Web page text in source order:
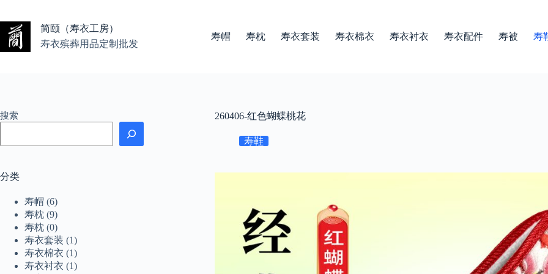
内
容
简颐（寿衣工房）
寿衣殡葬用品定制批发
寿帽 寿枕 寿衣套装 寿衣棉衣 寿衣衬衣 寿衣配件 寿被 寿
260406-红色蝴蝶桃花
寿鞋
搜索
分类
寿帽 (6)
寿枕 (9)
寿枕 (0)
寿衣套装 (1)
寿衣棉衣 (1)
寿衣衬衣 (1)